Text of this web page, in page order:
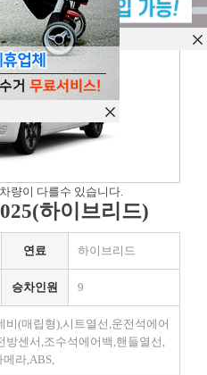
량이 다를수 있습니다.
하이브리드)
연료 하이브리드
승차인원 9
비(매립형),시트열선,운전석에어
방센서,조수석에어백,핸들열선,
라,ABS,